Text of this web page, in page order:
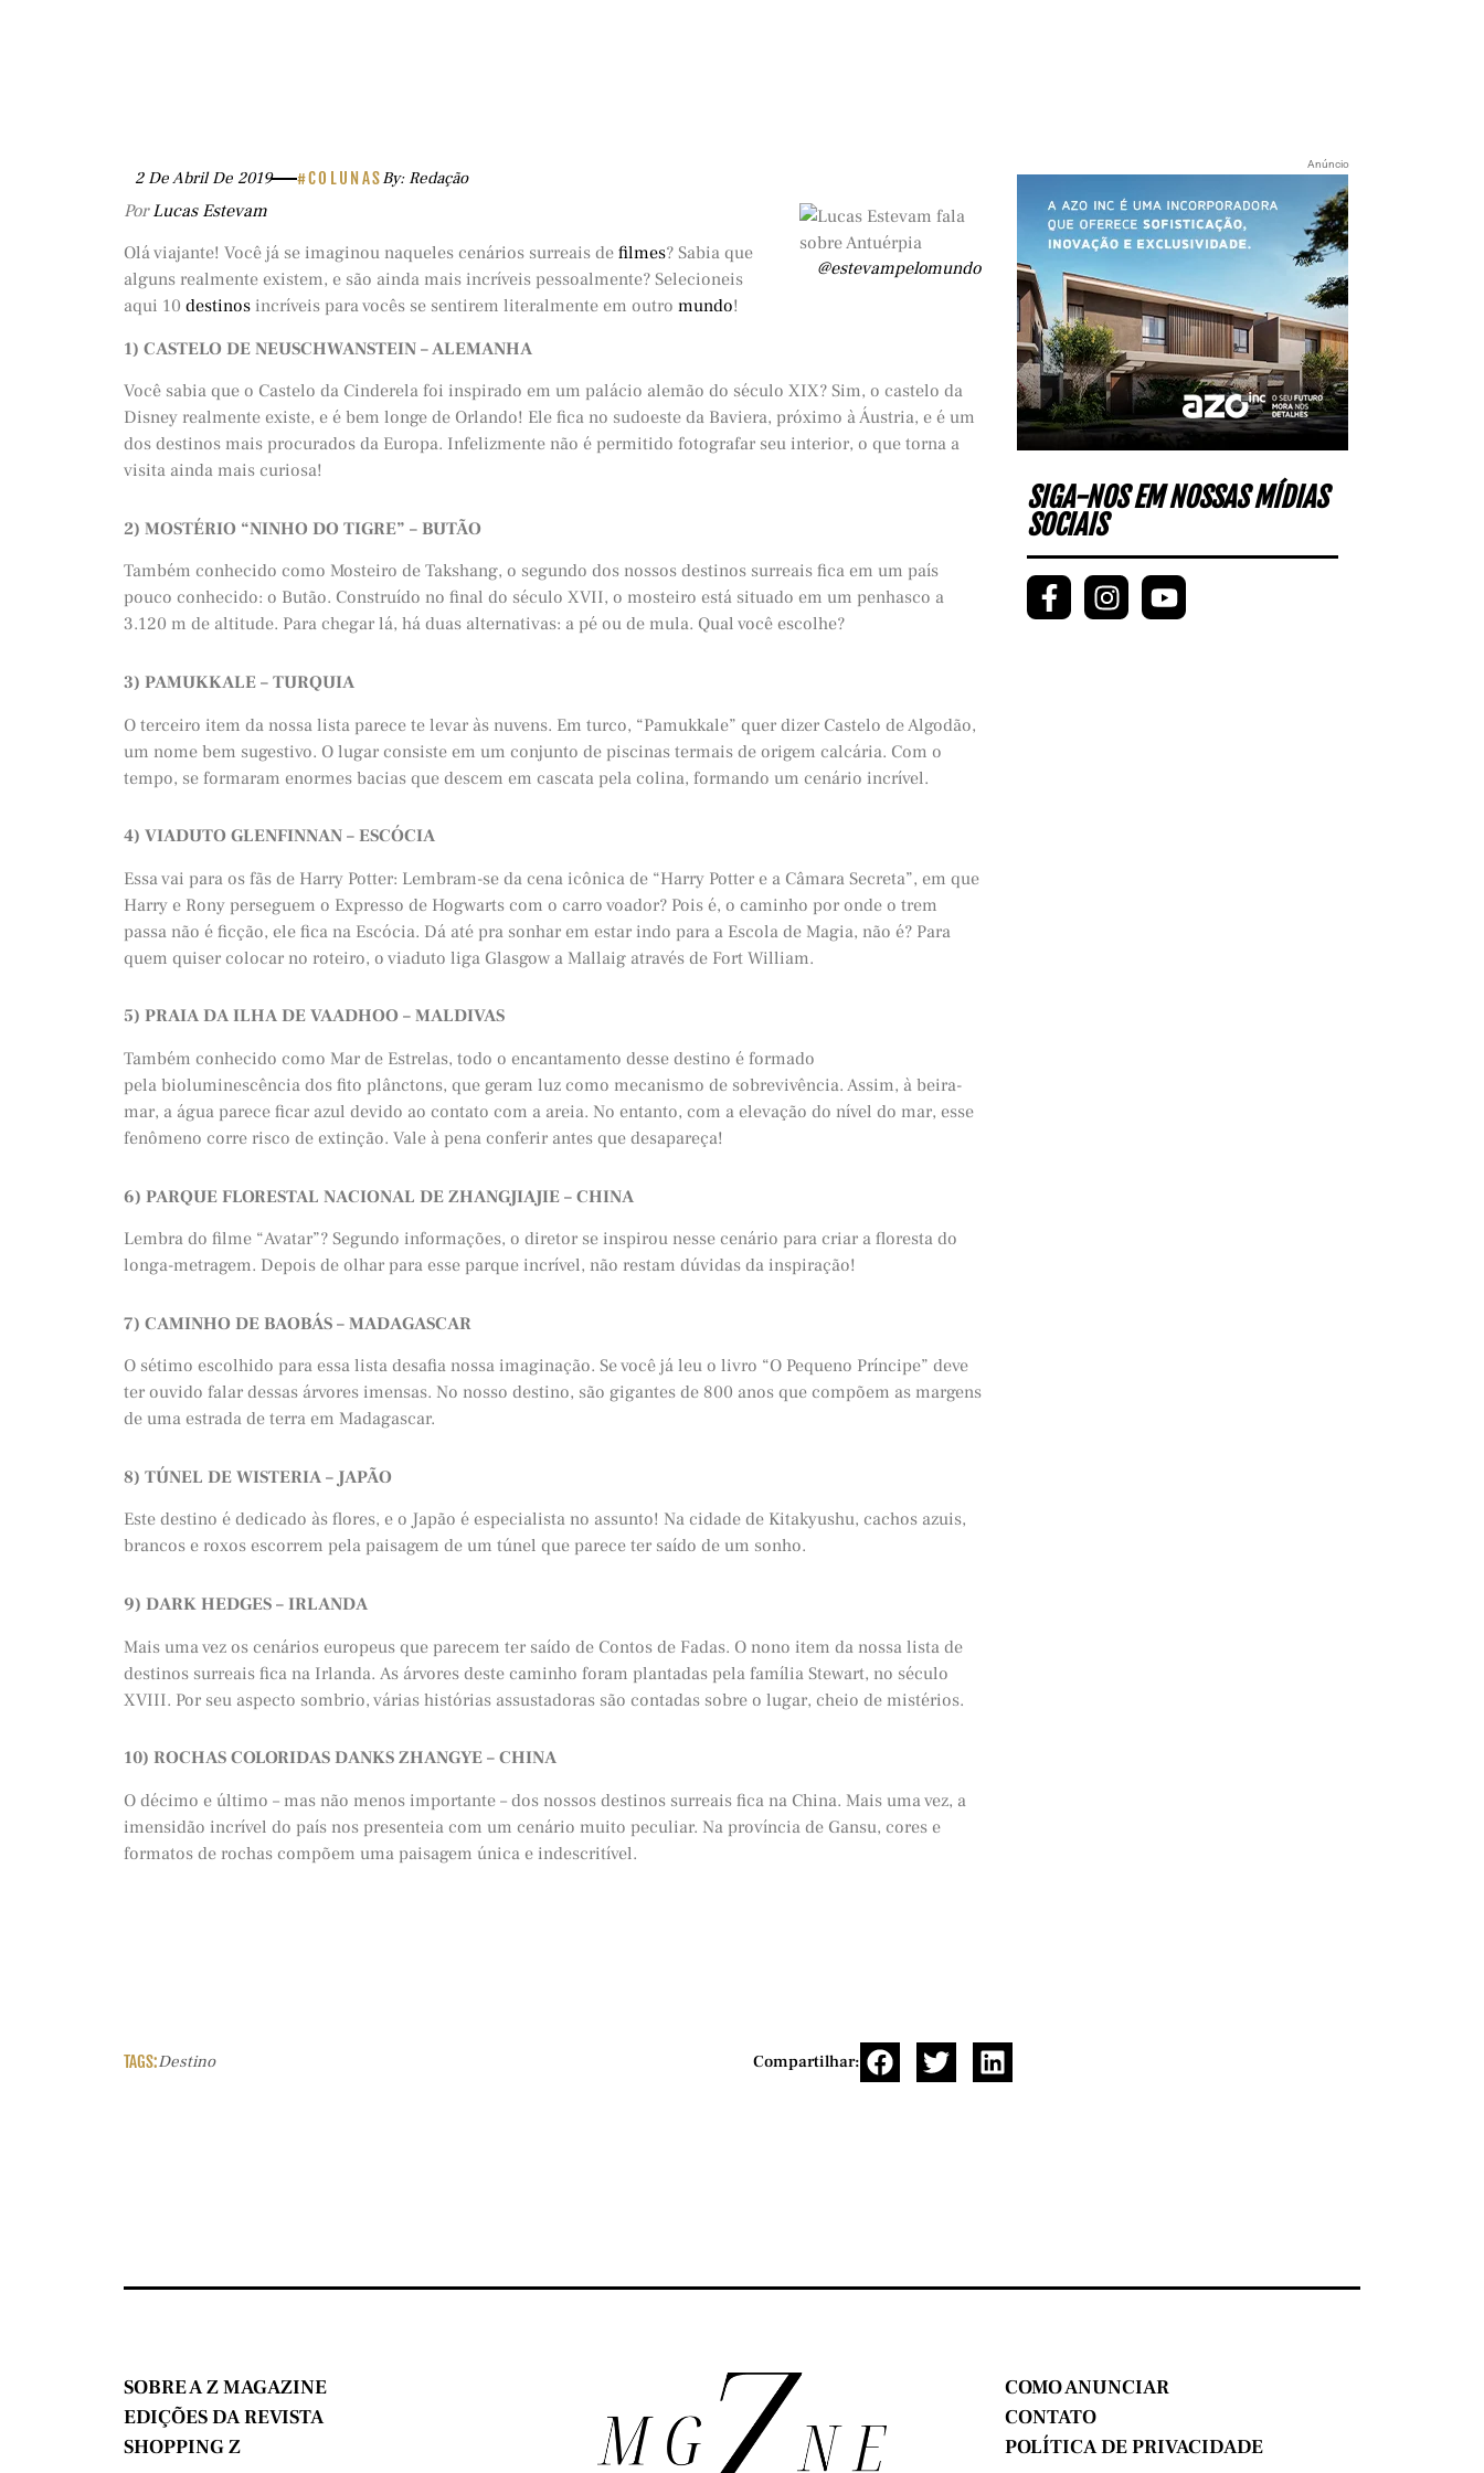
2 De Abril De 2019 #COLUNASBy: Redação
@estevampelomundo
PorLucas Estevam
Olá viajante! Você já se imaginou naqueles cenários surreais de filmes? Sabia que
alguns realmente existem, e são ainda mais incríveis pessoalmente? Selecioneis
aqui 10 destinos incríveis para vocês se sentirem literalmente em outro mundo!
1) CASTELO DE NEUSCHWANSTEIN – ALEMANHA
Você sabia que o Castelo da Cinderela foi inspirado em um palácio alemão do século XIX? Sim, o castelo da
Disney realmente existe, e é bem longe de Orlando! Ele fica no sudoeste da Baviera, próximo à Áustria, e é um
dos destinos mais procurados da Europa. Infelizmente não é permitido fotografar seu interior, o que torna a
visita ainda mais curiosa!
2) MOSTÉRIO “NINHO DO TIGRE” – BUTÃO
Também conhecido como Mosteiro de Takshang, o segundo dos nossos destinos surreais fica em um país
pouco conhecido: o Butão. Construído no final do século XVII, o mosteiro está situado em um penhasco a
3.120 m de altitude. Para chegar lá, há duas alternativas: a pé ou de mula. Qual você escolhe?
3) PAMUKKALE – TURQUIA
O terceiro item da nossa lista parece te levar às nuvens. Em turco, “Pamukkale” quer dizer Castelo de Algodão,
um nome bem sugestivo. O lugar consiste em um conjunto de piscinas termais de origem calcária. Com o
tempo, se formaram enormes bacias que descem em cascata pela colina, formando um cenário incrível.
4) VIADUTO GLENFINNAN – ESCÓCIA
Essa vai para os fãs de Harry Potter: Lembram-se da cena icônica de “Harry Potter e a Câmara Secreta”, em que
Harry e Rony perseguem o Expresso de Hogwarts com o carro voador? Pois é, o caminho por onde o trem
passa não é ficção, ele fica na Escócia. Dá até pra sonhar em estar indo para a Escola de Magia, não é? Para
quem quiser colocar no roteiro, o viaduto liga Glasgow a Mallaig através de Fort William.
5) PRAIA DA ILHA DE VAADHOO – MALDIVAS
Também conhecido como Mar de Estrelas, todo o encantamento desse destino é formado
pela bioluminescência dos fito plânctons, que geram luz como mecanismo de sobrevivência. Assim, à beira-
mar, a água parece ficar azul devido ao contato com a areia. No entanto, com a elevação do nível do mar, esse
fenômeno corre risco de extinção. Vale à pena conferir antes que desapareça!
6) PARQUE FLORESTAL NACIONAL DE ZHANGJIAJIE – CHINA
Lembra do filme “Avatar”? Segundo informações, o diretor se inspirou nesse cenário para criar a floresta do
longa-metragem. Depois de olhar para esse parque incrível, não restam dúvidas da inspiração!
7) CAMINHO DE BAOBÁS – MADAGASCAR
O sétimo escolhido para essa lista desafia nossa imaginação. Se você já leu o livro “O Pequeno Príncipe” deve
ter ouvido falar dessas árvores imensas. No nosso destino, são gigantes de 800 anos que compõem as margens
de uma estrada de terra em Madagascar.
8) TÚNEL DE WISTERIA – JAPÃO
Este destino é dedicado às flores, e o Japão é especialista no assunto! Na cidade de Kitakyushu, cachos azuis,
brancos e roxos escorrem pela paisagem de um túnel que parece ter saído de um sonho.
9) DARK HEDGES – IRLANDA
Mais uma vez os cenários europeus que parecem ter saído de Contos de Fadas. O nono item da nossa lista de
destinos surreais fica na Irlanda. As árvores deste caminho foram plantadas pela família Stewart, no século
XVIII. Por seu aspecto sombrio, várias histórias assustadoras são contadas sobre o lugar, cheio de mistérios.
10) ROCHAS COLORIDAS DANKS ZHANGYE – CHINA
O décimo e último – mas não menos importante – dos nossos destinos surreais fica na China. Mais uma vez, a
imensidão incrível do país nos presenteia com um cenário muito peculiar. Na província de Gansu, cores e
formatos de rochas compõem uma paisagem única e indescritível.
Anúncio
SIGA-NOS EM NOSSAS MÍDIAS
SOCIAIS
TAGS:Destino Compartilhar:
SOBRE A Z MAGAZINE
EDIÇÕES DA REVISTA
SHOPPING Z
COMO ANUNCIAR
CONTATO
POLÍTICA DE PRIVACIDADE